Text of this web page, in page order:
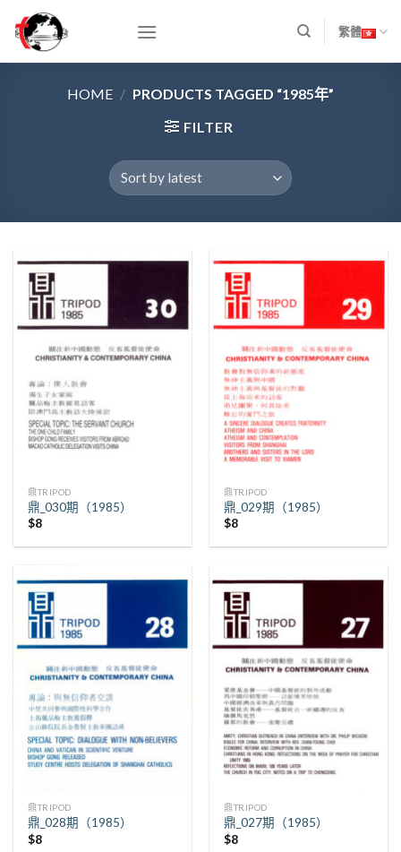
content
繁體
HOME / PRODUCTS TAGGED “1985年”
FILTER
鼎TRIPOD
鼎_030期（1985）
$8
鼎TRIPOD
鼎_029期（1985）
$8
鼎TRIPOD
鼎_028期（1985）
$8
鼎TRIPOD
鼎_027期（1985）
$8